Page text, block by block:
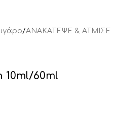
/ΑΝΑΚΑΤΕΨΕ & ΑΤΜΙΣΕ
10ml/60ml